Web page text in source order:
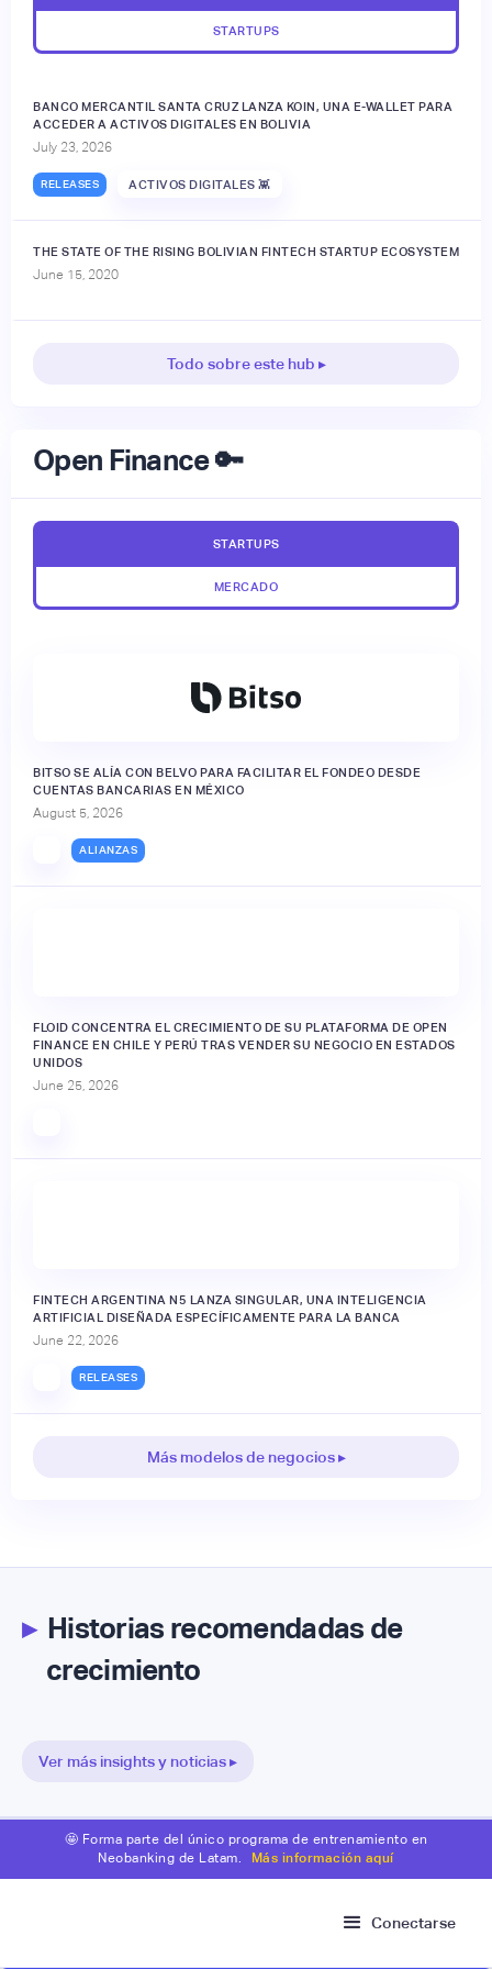
STARTUPS
BANCO MERCANTIL SANTA CRUZ LANZA KOIN, UNA E-WALLET PARA
ACCEDER A ACTIVOS DIGITALES EN BOLIVIA
July 23, 2026
RELEASES ACTIVOS DIGITALES 👾
THE STATE OF THE RISING BOLIVIAN FINTECH STARTUP ECOSYSTEM
June 15, 2020
Todo sobre este hub ▸
Open Finance 🔑
STARTUPS
MERCADO
BITSO SE ALÍA CON BELVO PARA FACILITAR EL FONDEO DESDE
CUENTAS BANCARIAS EN MÉXICO
August 5, 2026
ALIANZAS
FLOID CONCENTRA EL CRECIMIENTO DE SU PLATAFORMA DE OPEN
FINANCE EN CHILE Y PERÚ TRAS VENDER SU NEGOCIO EN ESTADOS
UNIDOS
June 25, 2026
FINTECH ARGENTINA N5 LANZA SINGULAR, UNA INTELIGENCIA
ARTIFICIAL DISEÑADA ESPECÍFICAMENTE PARA LA BANCA
June 22, 2026
RELEASES
Más modelos de negocios ▸
▸Historias recomendadas de
crecimiento
Ver más insights y noticias ▸
🤩 Forma parte del único programa de entrenamiento en
Neobanking de Latam.
Más información aquí
Conectarse